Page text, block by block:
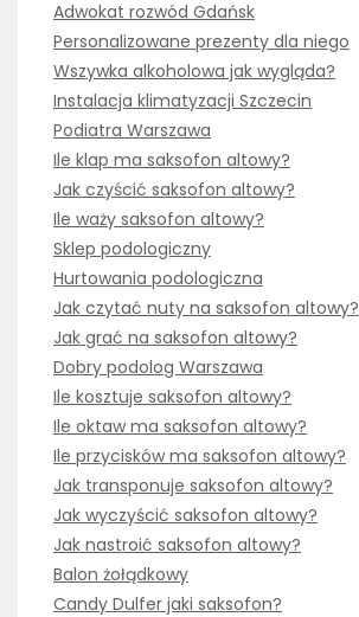
Adwokat rozwód Gdańsk
Personalizowane prezenty dla niego
Wszywka alkoholowa jak wygląda?
Instalacja klimatyzacji Szczecin
Podiatra Warszawa
Ile klap ma saksofon altowy?
Jak czyścić saksofon altowy?
Ile waży saksofon altowy?
Sklep podologiczny
Hurtowania podologiczna
Jak czytać nuty na saksofon altowy?
Jak grać na saksofon altowy?
Dobry podolog Warszawa
Ile kosztuje saksofon altowy?
Ile oktaw ma saksofon altowy?
Ile przycisków ma saksofon altowy?
Jak transponuje saksofon altowy?
Jak wyczyścić saksofon altowy?
Jak nastroić saksofon altowy?
Balon żołądkowy
Candy Dulfer jaki saksofon?